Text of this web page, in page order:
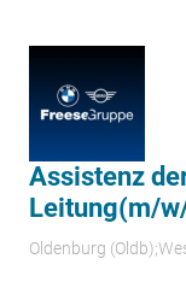
Assistenz
Leitung(m/
Oldenburg